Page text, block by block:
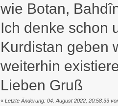
wie Botan,
Ich denke schon
Kurdistan geben
weiterhin
Lieben Gruß
« Letzte Änderung: 04. August 2022, 20:58:33